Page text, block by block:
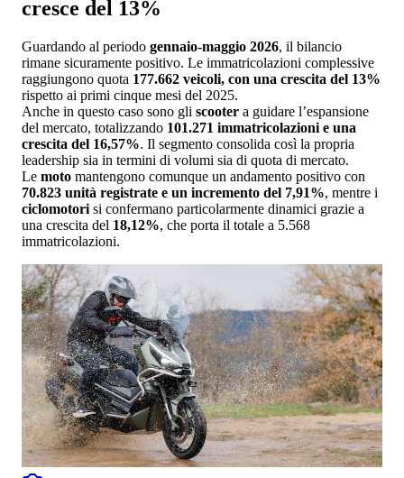
cresce del 13%
Guardando al periodo gennaio-maggio 2026, il bilancio
rimane sicuramente positivo. Le immatricolazioni complessive
raggiungono quota 177.662 veicoli, con una crescita del 13%
rispetto ai primi cinque mesi del 2025.
Anche in questo caso sono gli scooter a guidare l’espansione
del mercato, totalizzando 101.271 immatricolazioni e una
crescita del 16,57%. Il segmento consolida così la propria
leadership sia in termini di volumi sia di quota di mercato.
Le moto mantengono comunque un andamento positivo con
70.823 unità registrate e un incremento del 7,91%, mentre i
ciclomotori si confermano particolarmente dinamici grazie a
una crescita del 18,12%, che porta il totale a 5.568
immatricolazioni.